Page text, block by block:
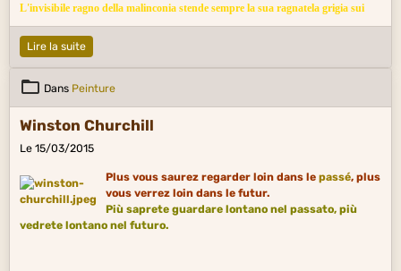
L'invisibile ragno della malinconia stende sempre la sua ragnatela grigia sui
luoghi dove fummo felici e da dov'è fuggita la felicità.
Lire la suite
Dans Peinture
Winston Churchill
Le 15/03/2015
Plus vous saurez regarder loin dans le passé, plus
vous verrez loin dans le futur.
Più saprete guardare lontano nel passato, più
vedrete lontano nel futuro.